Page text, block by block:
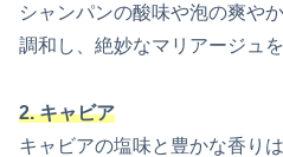
シャンパンの酸味や泡の爽や
調和し、絶妙なマリアージュ
2. キャビア
キャビアの塩味と豊かな香り